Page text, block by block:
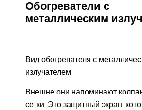
Обогреватели с
металлическим
Вид обогревателя с
излучателем
Внешне они напоминают
сетки. Это защитный экран,